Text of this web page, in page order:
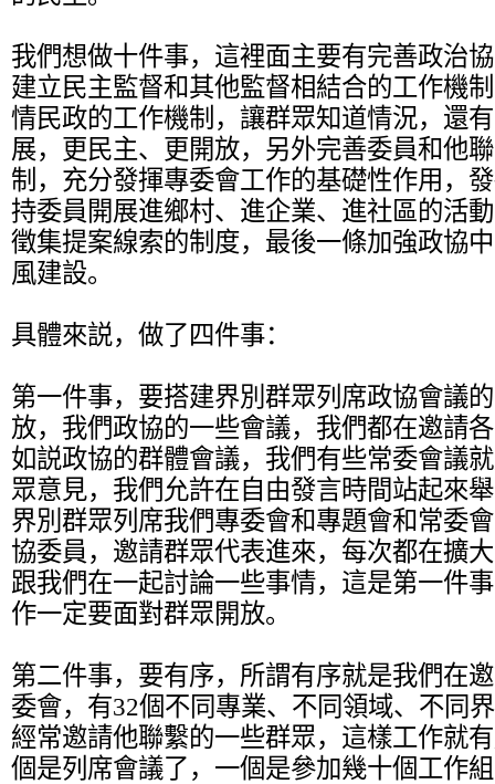
我們想做十件事，這裡面主要有完善政治
建立民主監督和其他監督相結合的工作機
情民政的工作機制，讓群眾知道情況，還
展，更民主、更開放，另外完善委員和他
制，充分發揮專委會工作的基礎性作用，
持委員開展進鄉村、進企業、進社區的活
徵集提案線索的制度，最後一條加強政協
風建設。
具體來説，做了四件事：
第一件事，要搭建界別群眾列席政協會議
放，我們政協的一些會議，我們都在邀請
如説政協的群體會議，我們有些常委會議
眾意見，我們允許在自由發言時間站起來
界別群眾列席我們專委會和專題會和常委
協委員，邀請群眾代表進來，每次都在擴
跟我們在一起討論一些事情，這是第一件
作一定要面對群眾開放。
第二件事，要有序，所謂有序就是我們在
委會，有32個不同專業、不同領域、不同
經常邀請他聯繫的一些群眾，這樣工作就
個是列席會議了，一個是參加幾十個工作